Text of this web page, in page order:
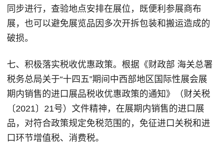
同步进行，查验地点安排在展位，既便利参展商布
展，也可以避免展览品因多次开拆包装和搬运造成的
破损。
七、积极落实税收优惠政策。根据《财政部 海关总署
税务总局关于“十四五”期间中西部地区国际性展会展
期内销售的进口展品税收优惠政策的通知》（财关税
〔2021〕21号）文件精神，在展期内销售的进口展
品，对符合政策规定免税范围的，免征进口关税和进
口环节增值税、消费税。